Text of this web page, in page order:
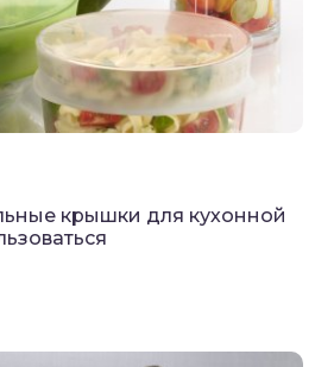
крышки для кухонной